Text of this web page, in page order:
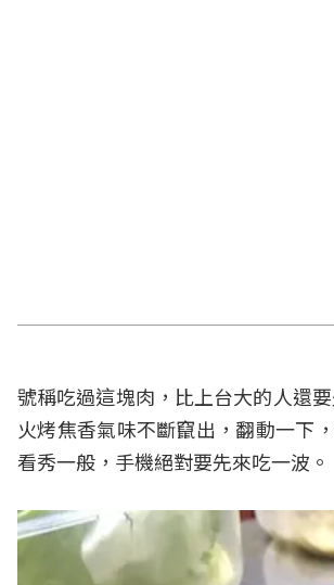
號稱吃過這塊肉，比上台大的人還
火烤焦香氣味不斷竄出，翻動一下
看秀一般，手機絕對要先來吃一波。